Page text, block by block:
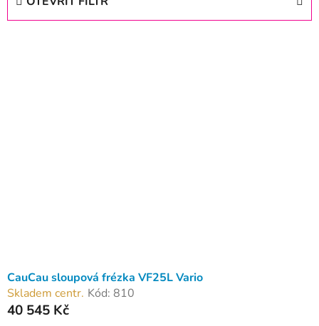
ů
CauCau sloupová frézka VF25L Vario
Skladem centr. Kód: 810
40 545 Kč